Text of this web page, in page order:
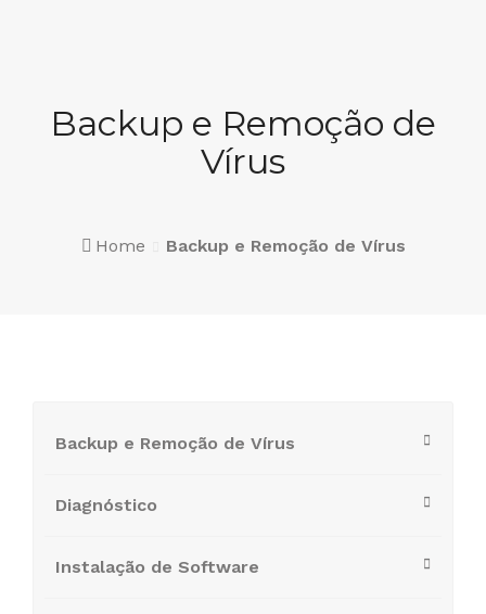
Backup e Remoção de
Vírus
Home Backup e Remoção de Vírus
Backup e Remoção de Vírus
Diagnóstico
Instalação de Software